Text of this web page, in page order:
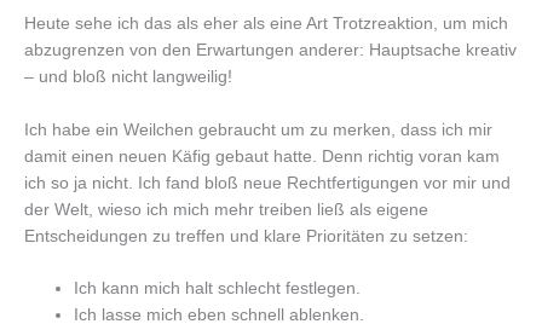
Heute sehe ich das als eher als eine Art Trotzreaktion, um mich
abzugrenzen von den Erwartungen anderer: Hauptsache kreativ
– und bloß nicht langweilig!
Ich habe ein Weilchen gebraucht um zu merken, dass ich mir
damit einen neuen Käfig gebaut hatte. Denn richtig voran kam
ich so ja nicht. Ich fand bloß neue Rechtfertigungen vor mir und
der Welt, wieso ich mich mehr treiben ließ als eigene
Entscheidungen zu treffen und klare Prioritäten zu setzen:
Ich kann mich halt schlecht festlegen.
Ich lasse mich eben schnell ablenken.